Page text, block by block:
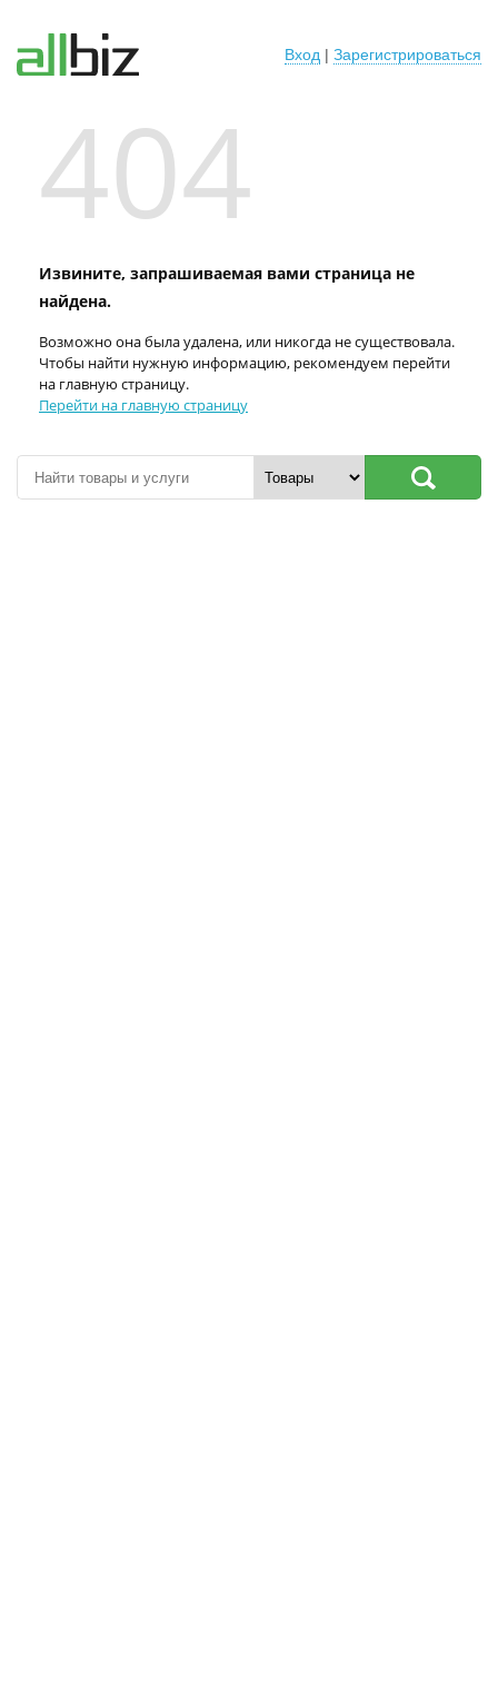
Вход | Зарегистрироваться
404
Извините, запрашиваемая вами страница не
найдена.
Возможно она была удалена, или никогда не существовала.
Чтобы найти нужную информацию, рекомендуем перейти
на главную страницу.
Перейти на главную страницу